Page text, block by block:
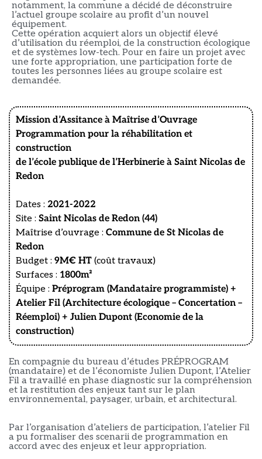
notamment, la commune a décidé de déconstruire
l’actuel groupe scolaire au profit d’un nouvel
équipement.
Cette opération acquiert alors un objectif élevé
d’utilisation du réemploi, de la construction écologique
et de systèmes low-tech. Pour en faire un projet avec
une forte appropriation, une participation forte de
toutes les personnes liées au groupe scolaire est
demandée.
Mission d’Assitance à Maîtrise d’Ouvrage
Programmation pour la réhabilitation et
construction
de l’école publique de l’Herbinerie à Saint Nicolas de
Redon
Dates : 2021-2022
Site : Saint Nicolas de Redon (44)
Maîtrise d’ouvrage : Commune de St Nicolas de
Redon
Budget : 9M€ HT (coût travaux)
Surfaces : 1800m²
Équipe : Préprogram (Mandataire programmiste) +
Atelier Fil (Architecture écologique – Concertation –
Réemploi) + Julien Dupont (Economie de la
construction)
En compagnie du bureau d’études PRÉPROGRAM
(mandataire) et de l’économiste Julien Dupont, l’Atelier
Fil a travaillé en phase diagnostic sur la compréhension
et la restitution des enjeux tant sur le plan
environnemental, paysager, urbain, et architectural.
Par l’organisation d’ateliers de participation, l’atelier Fil
a pu formaliser des scenarii de programmation en
accord avec des enjeux et leur appropriation.